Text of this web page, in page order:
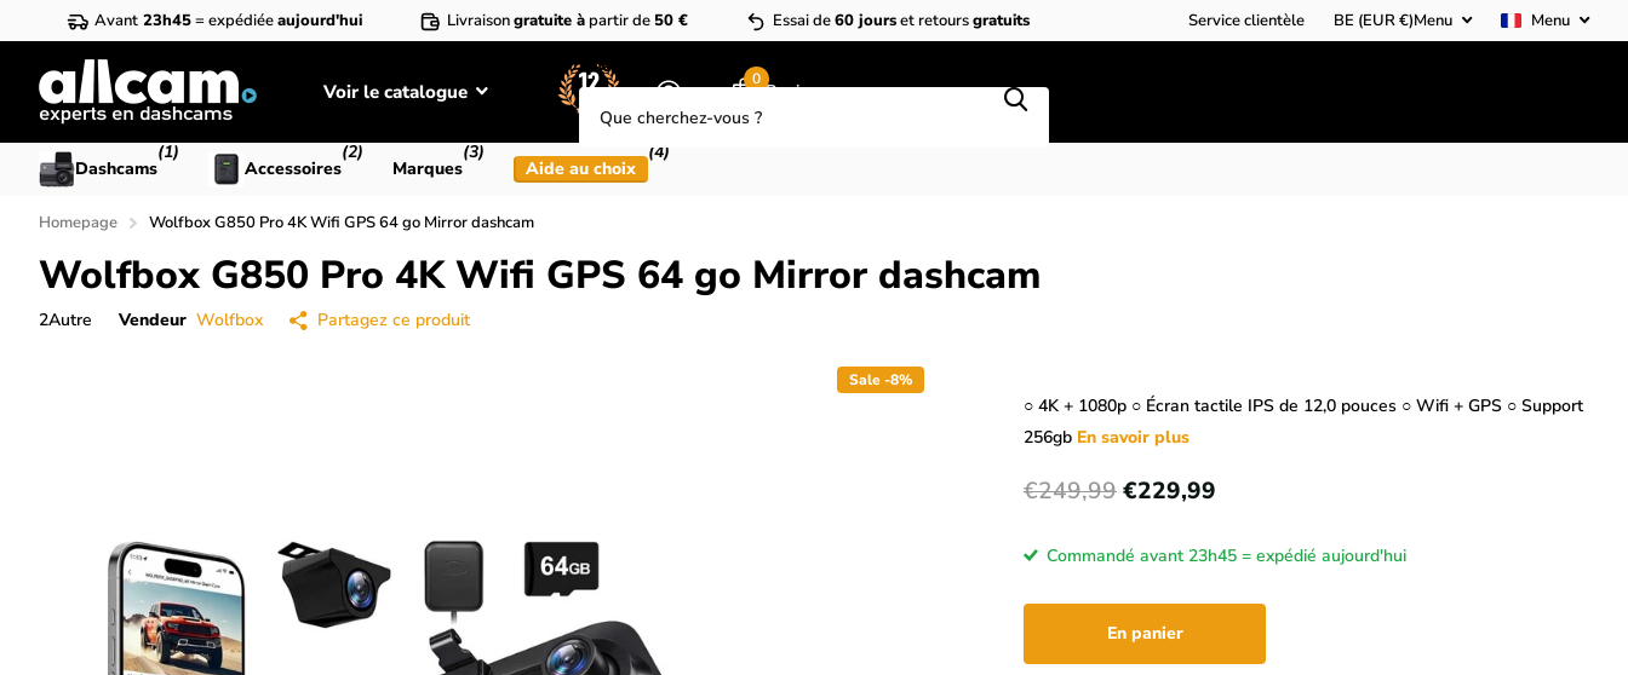
Avant 23h45= expédiéeaujourd'hui Livraisongratuite à partir de 50 € Essai de60 jourset retoursgratuits Service clientèle BE (EUR €)Menu Menu
Voir le catalogue
Que cherchez-vous?
0
Panier
Dashcams
(1)
Accessoires
(2)
Marques
(3)
Aide au choix
(4)
Homepage Wolfbox G850 Pro 4K Wifi GPS 64 go Mirror dashcam
Wolfbox G850 Pro 4K Wifi GPS 64 go Mirror dashcam
2Autre Vendeur Wolfbox Partagez ce produit
Sale -8%
○ 4K + 1080p ○ Écran tactile IPS de 12,0 pouces ○ Wifi + GPS ○ Support
256gb En savoir plus
€249,99€229,99
Commandé avant 23h45 = expédié aujourd'hui
En panier